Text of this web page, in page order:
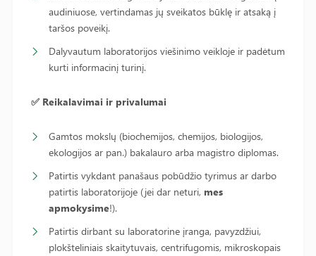
audiniuose, vertindamas jų sveikatos būklę ir atsaką į
taršos poveikį.
Dalyvautum laboratorijos viešinimo veikloje ir padėtum
kurti informacinį turinį.
✅ Reikalavimai ir privalumai
Gamtos mokslų (biochemijos, chemijos, biologijos,
ekologijos ar pan.) bakalauro arba magistro diplomas.
Patirtis vykdant panašaus pobūdžio tyrimus ar darbo
patirtis laboratorijoje (jei dar neturi, mes
apmokysime!).
Patirtis dirbant su laboratorine įranga, pavyzdžiui,
plokšteliniais skaitytuvais, centrifugomis, mikroskopais